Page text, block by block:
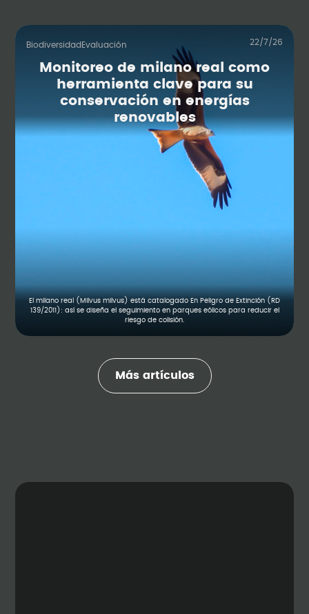
Biodiversidad Evaluación 22/7/26
Monitoreo de milano real como
herramienta clave para su
conservación en energías
renovables
El milano real (Milvus milvus) está catalogado En Peligro de Extinción (RD
139/2011): así se diseña el seguimiento en parques eólicos para reducir el
riesgo de colisión.
Más artículos